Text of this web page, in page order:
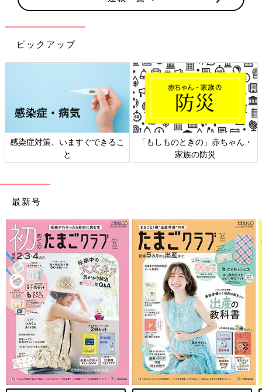
ピックアップ
感染症対策、いますぐできるこ
と
「もしものときの」赤ちゃん・
家族の防災
最新号